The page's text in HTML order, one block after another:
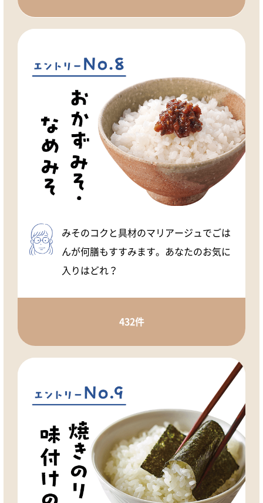
みそのコクと具材のマリアージュでごは
んが何膳もすすみます。あなたのお気に
入りはどれ？
432件